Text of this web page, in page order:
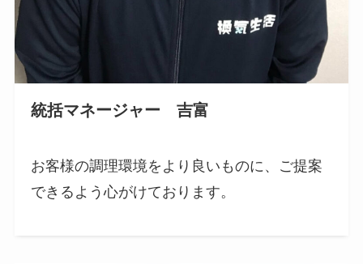
統括マネージャー 吉富
お客様の調理環境をより良いものに、ご提案
できるよう心がけております。